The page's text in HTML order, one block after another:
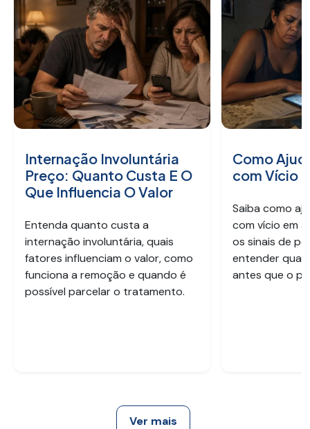
Internação Involuntária
Preço: Quanto Custa E O
Que Influencia O Valor
Entenda quanto custa a
internação involuntária, quais
fatores influenciam o valor, como
funciona a remoção e quando é
possível parcelar o tratamento.
Como
com Vício
Saiba como
com vício em
os sinais de
entender
antes que o
Ver mais